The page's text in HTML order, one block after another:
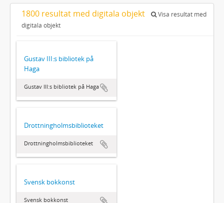
1800 resultat med digitala objekt
Visa resultat med
digitala objekt
Gustav III:s bibliotek på
Haga
Gustav III:s bibliotek på Haga
Drottningholmsbiblioteket
Drottningholmsbiblioteket
Svensk bokkonst
Svensk bokkonst